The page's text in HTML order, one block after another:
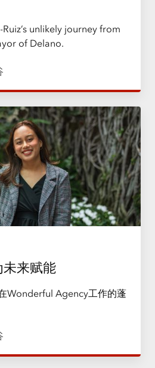
unlikely journey from
of Delano.
来赋能
Wonderful Agency工作的蓬